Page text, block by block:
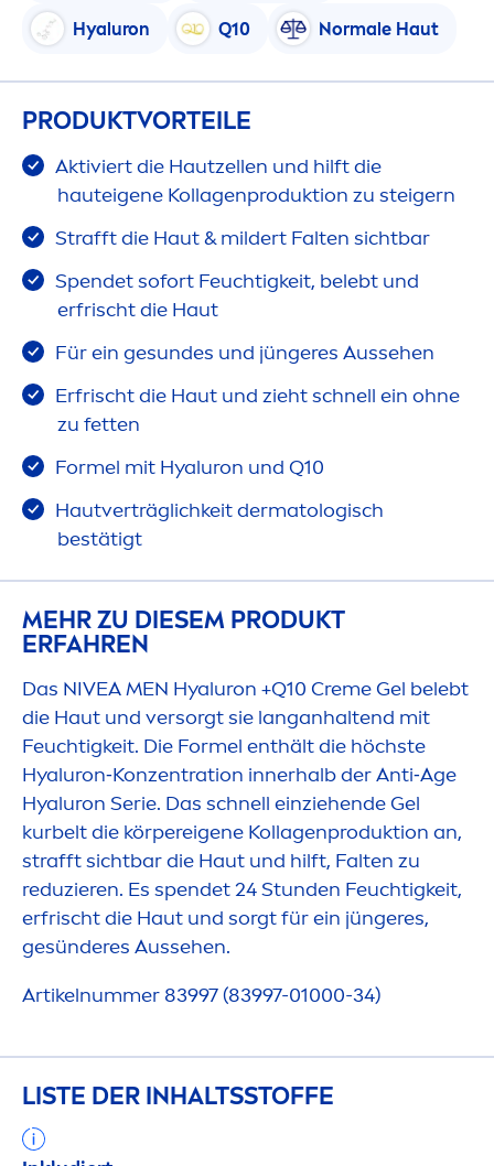
Hyaluron Q10 Normale Haut
PRODUKTVORTEILE
Aktiviert die Hautzellen und hilft die
hauteigene Kollagenproduktion zu steigern
Strafft die Haut & mildert Falten sichtbar
Spendet sofort Feuchtigkeit, belebt und
erfrischt die Haut
Für ein gesundes und jüngeres Aussehen
Erfrischt die Haut und zieht schnell ein ohne
zu fetten
Formel mit Hyaluron und Q10
Hautverträglichkeit dermatologisch
bestätigt
MEHR ZU DIESEM PRODUKT
ERFAHREN
Das NIVEAMEN Hyaluron +Q10 Creme Gel belebt
die Haut und versorgt sie langanhaltend mit
Feuchtigkeit. Die Formel enthält die höchste
Hyaluron‑Konzentration innerhalb der Anti‑Age
Hyaluron Serie. Das schnell einziehende Gel
kurbelt die körpereigene Kollagenproduktion an,
strafft sichtbar die Haut und hilft, Falten zu
reduzieren. Es spendet 24 Stunden Feuchtigkeit,
erfrischt die Haut und sorgt für ein jüngeres,
gesünderes Aussehen.
Artikelnummer 83997 (83997-01000-34)
LISTE DER INHALTSSTOFFE